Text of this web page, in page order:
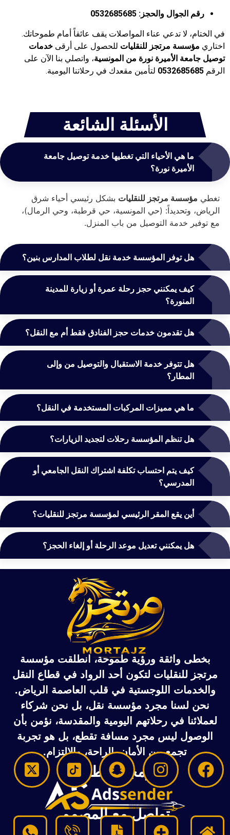
رقم الجوال والحجز: 0532685685
في الختام، لا تدعي عناء المواصلات يقف عائقاً أمام طموحاتك.
اختاري مؤسسة مرتجز للنقليات للحصول على أرقى خدمات
توصيل جامعة الأميرة نورة من المونسية، واتصلي بنا الآن على
الرقم 0532685685 لتأمين مقعدك في رحلاتنا اليومية.
الأسئلة الشائعة
ما هي الأحياء التي تغطيها خدمة توصيل جامعة
الأميرة نورة؟
تغطي مؤسسة مرتجز للنقليات بشكل رئيسي أحياء شرق
الرياض، وتحديداً: (حي المونسية، حي قرطبة، وحي الرمال)،
مع توفير خدمة التوصيل من باب المنزل.
هل توفر المؤسسة خدمة نقل لطلاب المدارس بنين؟
كيف يمكنني حجز رحلة عمرة أو زيارة للمدينة
المنورة؟
هل تقدمون خدمات حجز الفنادق فقط أم مع النقل؟
هل تتوفر خدمة الاستقبال والتوصيل من وإلى
المطار؟
ما هي مميزات المركبات المستخدمة في النقل؟
هل تنظم المؤسسة رحلات لتجديد الزيارات؟
كيف يتم احتساب تكلفة اشتراك النقل الجامعي أو
المدرسي؟
أين يقع المقر الرئيسي لمؤسسة مرتجز للنقليات؟
هل يمكنني تعديل موعد الرحلة أو إلغاء الحجز؟
بخطى واثقة ورؤية طموحة، انطلقت مؤسسة
مرتجز للنقليات لتكون أحد الرواد في قطاع النقل
والخدمات اللوجستية في قلب العاصمة الرياض.
نحن لسنا مجرد مؤسسة نقل، بل نحن شركاء
لعملائنا في رحلاتهم اليومية والمقدسة، نؤمن بأن
الوصول ليس مجرد مسافة تقطع، بل هو تجربة
تجمع بين الأمان، الراحة، والالتزام.
برمجة وتطوير
تواصل مع المصمم